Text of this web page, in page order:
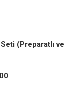
(Preparatlı ve